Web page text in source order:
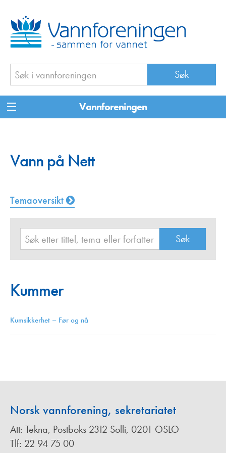
Vannforeningen
Vann på Nett
Temaoversikt
Kummer
Kumsikkerhet – Før og nå
Norsk vannforening, sekretariatet
Att: Tekna, Postboks 2312 Solli, 0201 OSLO
Tlf: 22 94 75 00